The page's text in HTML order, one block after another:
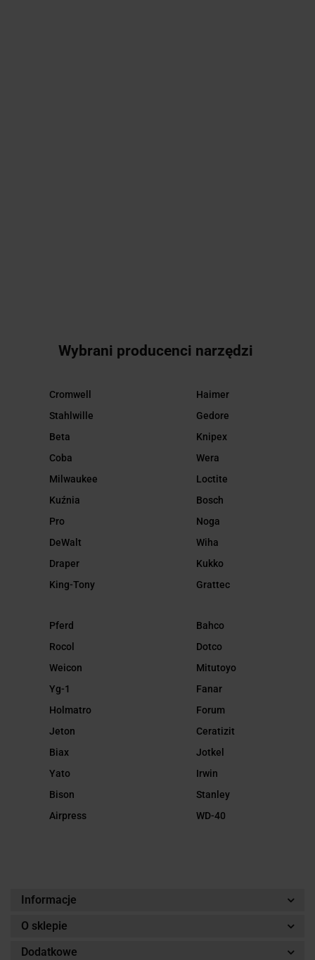
Wybrani producenci narzędzi
Cromwell
Stahlwille
Beta
Coba
Milwaukee
Kuźnia
Pro
DeWalt
Draper
King-Tony
Haimer
Gedore
Knipex
Wera
Loctite
Bosch
Noga
Wiha
Kukko
Grattec
Pferd
Rocol
Weicon
Yg-1
Holmatro
Jeton
Biax
Yato
Bison
Airpress
Bahco
Dotco
Mitutoyo
Fanar
Forum
Ceratizit
Jotkel
Irwin
Stanley
WD-40
Informacje
O sklepie
Dodatkowe